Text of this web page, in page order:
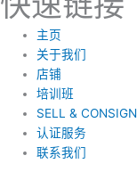
主页
关于我们
店铺
培训班
SELL & CONSIGN
认证服务
联系我们